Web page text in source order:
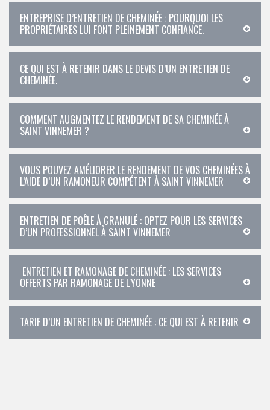
ENTREPRISE D’ENTRETIEN DE CHEMINÉE : POURQUOI LES
PROPRIÉTAIRES LUI FONT PLEINEMENT CONFIANCE.
CE QUI EST À RETENIR DANS LE DEVIS D’UN ENTRETIEN DE
CHEMINÉE.
COMMENT AUGMENTEZ LE RENDEMENT DE SA CHEMINÉE À
SAINT VINNEMER ?
VOUS POUVEZ AMÉLIORER LE RENDEMENT DE VOS CHEMINÉES À
L’AIDE D’UN RAMONEUR COMPÉTENT À SAINT VINNEMER
ENTRETIEN DE POÊLE À GRANULÉ : OPTEZ POUR LES SERVICES
D’UN PROFESSIONNEL À SAINT VINNEMER
ENTRETIEN ET RAMONAGE DE CHEMINÉE : LES SERVICES
OFFERTS PAR RAMONAGE DE L'YONNE
TARIF D’UN ENTRETIEN DE CHEMINÉE : CE QUI EST À RETENIR